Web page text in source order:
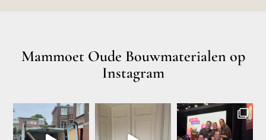
Mammoet Oude Bouwmaterialen op
Instagram